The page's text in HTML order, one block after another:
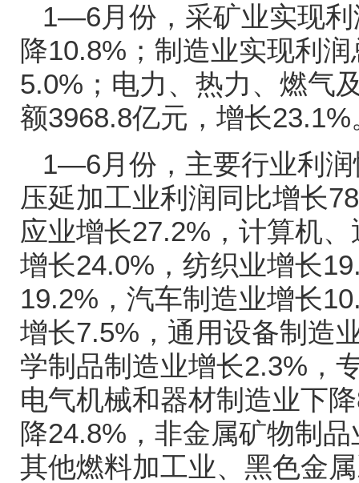
1—6月份，采矿业实现
降10.8% ；制造业实现利
5.0% ；电力、热力、燃气
额3968.8亿元，增长23.1%
1—6月份，主要行业利
压延加工业利润同比增长
应业增长27.2% ，计算机
增长24.0% ，纺织业增长
19.2% ，汽车制造业增长
增长7.5% ，通用设备制造
学制品制造业增长2.3% ，
电气机械和器材制造业下降
降24.8% ，非金属矿物制
其他燃料加工业、黑色金